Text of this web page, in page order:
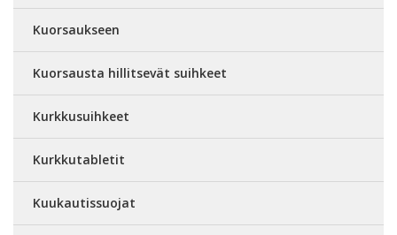
Kuorsaukseen
Kuorsausta hillitsevät suihkeet
Kurkkusuihkeet
Kurkkutabletit
Kuukautissuojat